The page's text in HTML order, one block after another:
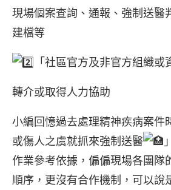
現場個案查詢、通報、強制送醫
建檔等
「社區官方及非官方組織或
轉介或取得人力協助
小編回憶過去處理精神疾病案件
或傷人之虞就抓來強制送醫
作業參考依據，偏偏現場各團隊
順序，更沒有合作機制，可以說